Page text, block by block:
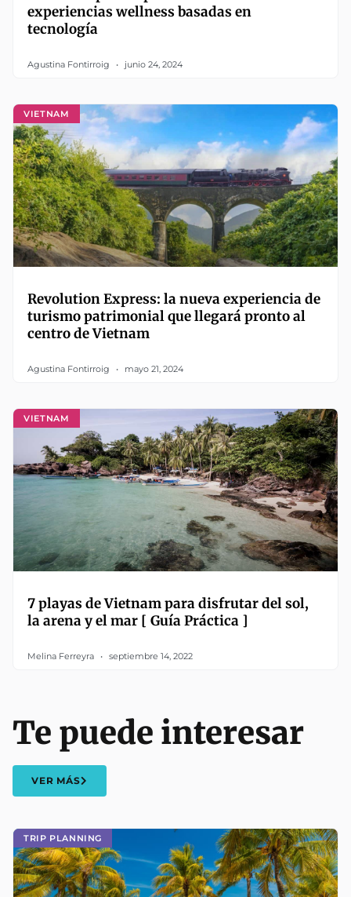
experiencias wellness basadas en
tecnología
Agustina Fontirroig junio 24, 2024
VIETNAM
Revolution Express: la nueva experiencia de
turismo patrimonial que llegará pronto al
centro de Vietnam
Agustina Fontirroig mayo 21, 2024
VIETNAM
7 playas de Vietnam para disfrutar del sol,
la arena y el mar [ Guía Práctica ]
Melina Ferreyra septiembre 14, 2022
TRIP PLANNING
Te puede interesar
VER MÁS